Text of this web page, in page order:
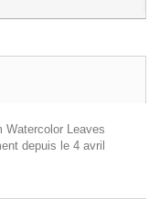
Watercolor Leaves
depuis le 4 avril